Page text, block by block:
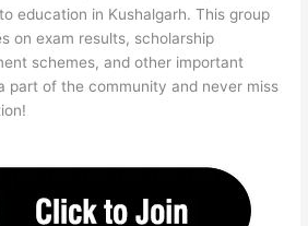
education in Kushalgarh. This group
on exam results, scholarship
schemes, and other important
part of the community and never miss